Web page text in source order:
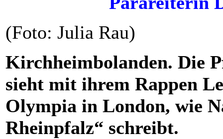
(Foto: Julia Rau)
Kirchheimbolanden. Die
sieht mit ihrem Rappen
Olympia in London, wie
Rheinpfalz“ schreibt.